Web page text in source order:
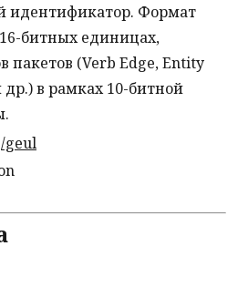
идентификатор. Формат
битных единицах,
пакетов (Verb Edge, Entity
в рамках 10-битной
geul